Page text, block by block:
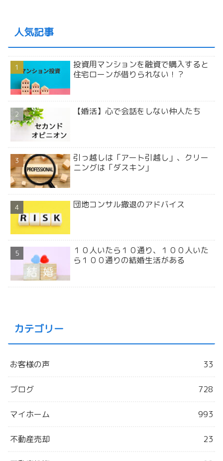
人気記事
投資用マンションを融資で購入すると
住宅ローンが借りられない！？
【婚活】心で会話をしない仲人たち
引っ越しは「アート引越し」、クリー
ニングは「ダスキン」
団地コンサル撤退のアドバイス
１０人いたら１０通り、１００人いた
ら１００通りの結婚生活がある
カテゴリー
お客様の声 33
ブログ 728
マイホーム 993
不動産売却 23